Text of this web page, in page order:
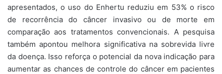
apresentados, o uso do Enhertu reduziu em 53% o risco
de recorrência do câncer invasivo ou de morte em
comparação aos tratamentos convencionais. A pesquisa
também apontou melhora significativa na sobrevida livre
da doença. Isso reforça o potencial da nova indicação para
aumentar as chances de controle do câncer em pacientes